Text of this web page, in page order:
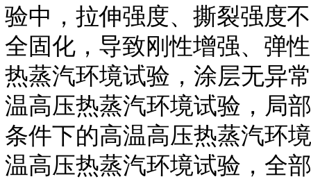
验中，拉伸强度、撕裂强度
全固化，导致刚性增强、弹
热蒸汽环境试验，涂层无异
温高压热蒸汽环境试验，局
条件下的高温高压热蒸汽环
温高压热蒸汽环境试验，全